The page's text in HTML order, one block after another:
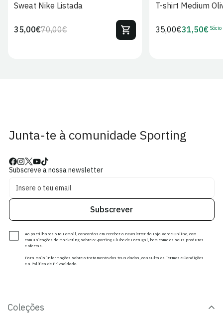
Sweat Nike Listada
Preço
70,00€Preço
35,00€
T-shirt Medium
Preço
35,00€Preço
31,50€ Sócio
Junta-te à comunidade Sporting
Subscreve a nossa newsletter
Subscrever
Ao partilhares o teu email, concordas em receber a newsletter da Loja Verde Online, com
comunicações de marketing sobre o Sporting Clube de Portugal, bem como os seus produtos
e ofertas.
Para mais informações sobre o tratamento dos teus dados, consulta os Termos e Condições
e a Política de Privacidade.
Coleções